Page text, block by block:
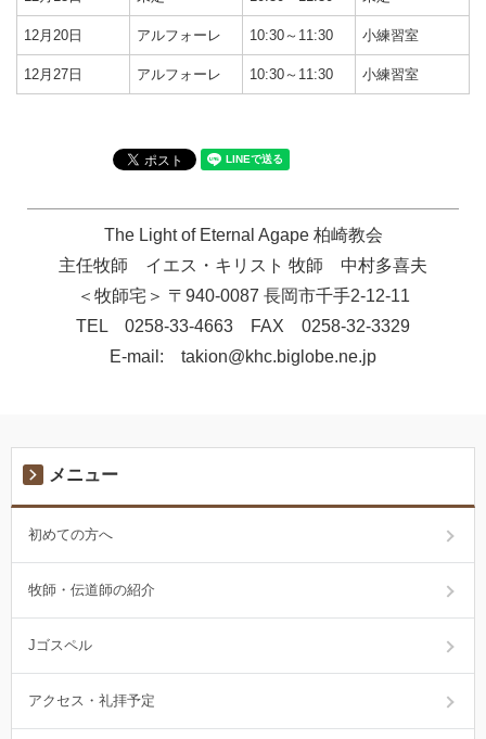
12月20日 アルフォーレ 10:30～11:30 小練習室
12月27日 アルフォーレ 10:30～11:30 小練習室
The Light of Eternal Agape 柏崎教会
主任牧師 イエス・キリスト 牧師 中村多喜夫
＜牧師宅＞ 〒940-0087 長岡市千手2-12-11
TEL 0258-33-4663 FAX 0258-32-3329
E-mail: takion@khc.biglobe.ne.jp
メニュー
初めての方へ
牧師・伝道師の紹介
Jゴスペル
アクセス・礼拝予定